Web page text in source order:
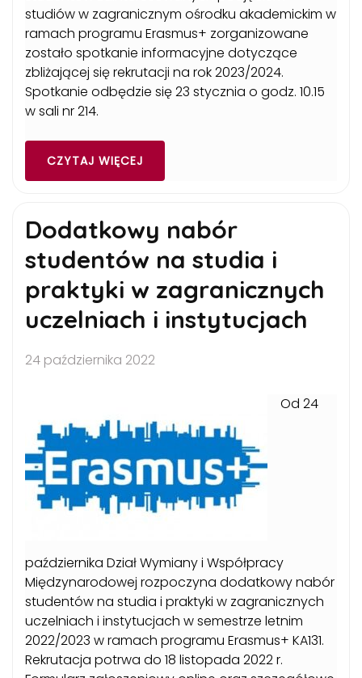
studiów w zagranicznym ośrodku akademickim w
ramach programu Erasmus+ zorganizowane
zostało spotkanie informacyjne dotyczące
zbliżającej się rekrutacji na rok 2023/2024.
Spotkanie odbędzie się 23 stycznia o godz. 10.15
w sali nr 214.
CZYTAJ WIĘCEJ
Dodatkowy nabór
studentów na studia i
praktyki w zagranicznych
uczelniach i instytucjach
24 października 2022
Od 24
października Dział Wymiany i Współpracy
Międzynarodowej rozpoczyna dodatkowy nabór
studentów na studia i praktyki w zagranicznych
uczelniach i instytucjach w semestrze letnim
2022/2023 w ramach programu Erasmus+ KA131.
Rekrutacja potrwa do 18 listopada 2022 r.